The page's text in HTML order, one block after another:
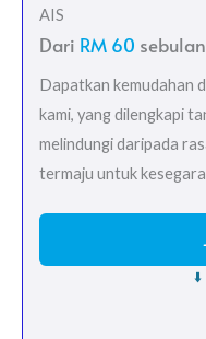
AIS
Dari RM 60 sebulan
Dapatkan kemudahan
kami, yang dilengkapi
melindungi daripada
termaju untuk
⬇️